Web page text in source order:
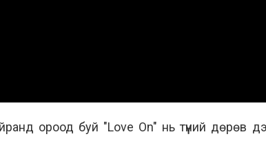
ороод буй "Love On" нь түүний дөрөв